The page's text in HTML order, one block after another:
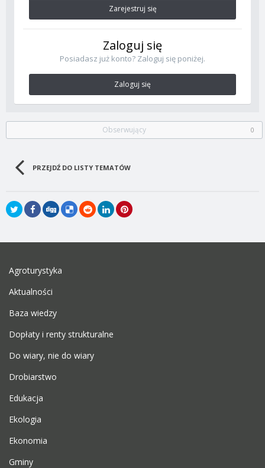
Zarejestruj się
Zaloguj się
Posiadasz już konto? Zaloguj się poniżej.
Zaloguj się
Obserwujący 0
PRZEJDŹ DO LISTY TEMATÓW
Agroturystyka
Aktualności
Baza wiedzy
Dopłaty i renty strukturalne
Do wiary, nie do wiary
Drobiarstwo
Edukacja
Ekologia
Ekonomia
Gminy